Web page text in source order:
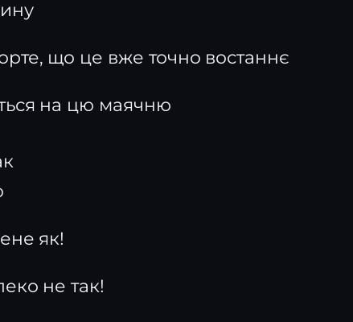
що це вже точно востаннє
на цю маячню
як!
не так!